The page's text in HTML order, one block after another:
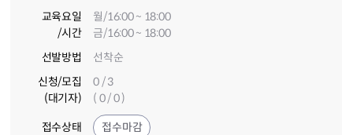
교육요일
/시간
월/16:00 ~ 18:00
금/16:00 ~ 18:00
선발방법
선착순
신청/모집
(대기자)
0 / 3
( 0 / 0 )
접수상태 접수마감